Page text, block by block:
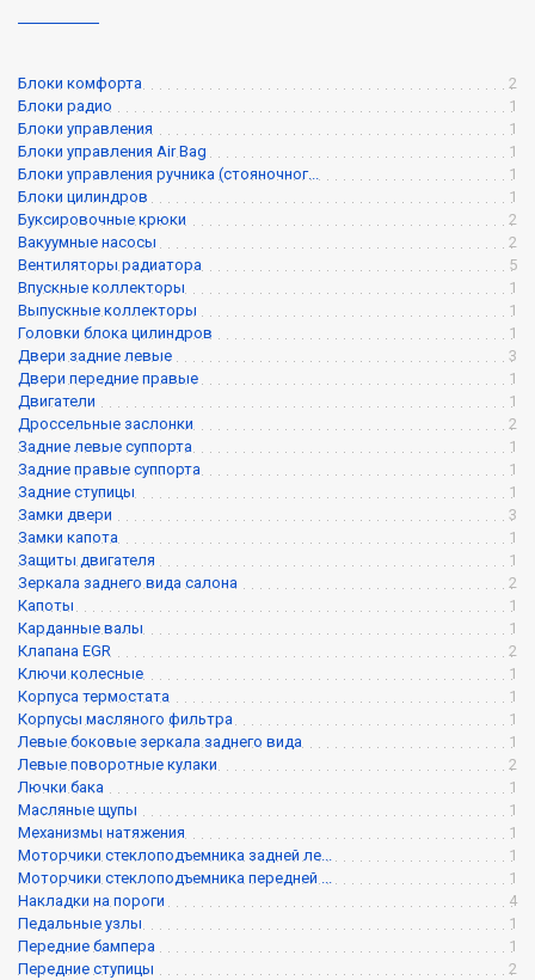
Блоки комфорта
2
Блоки радио
1
Блоки управления
1
Блоки управления Air Bag
1
Блоки управления ручника (стояночног...
1
Блоки цилиндров
1
Буксировочные крюки
2
Вакуумные насосы
2
Вентиляторы радиатора
5
Впускные коллекторы
1
Выпускные коллекторы
1
Головки блока цилиндров
1
Двери задние левые
3
Двери передние правые
1
Двигатели
1
Дроссельные заслонки
2
Задние левые суппорта
1
Задние правые суппорта
1
Задние ступицы
1
Замки двери
3
Замки капота
1
Защиты двигателя
1
Зеркала заднего вида салона
2
Капоты
1
Карданные валы
1
Клапана EGR
2
Ключи колесные
1
Корпуса термостата
1
Корпусы масляного фильтра
1
Левые боковые зеркала заднего вида
1
Левые поворотные кулаки
2
Лючки бака
1
Масляные щупы
1
Механизмы натяжения
1
Моторчики стеклоподъемника задней ле...
1
Моторчики стеклоподъемника передней ...
1
Накладки на пороги
4
Педальные узлы
1
Передние бампера
1
Передние ступицы
2